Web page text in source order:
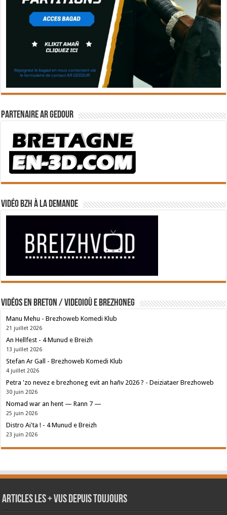
Partenaire Ar Gedour
Vidéo BZH à la demande
Vidéos en breton / Videoioù e brezhoneg
Manu Mehu - Brezhoweb Komedi Klub
21 juillet 2026
An Hellfest - 4 Munud e Breizh
13 juillet 2026
Stefan Ar Gall - Brezhoweb Komedi Klub
4 juillet 2026
Petra 'zo nevez e brezhoneg evit an hañv 2026 ? - Deiziataer Brezhoweb
30 juin 2026
Nomad war an hent — Rann 7 —
25 juin 2026
Distro Ai'ta ! - 4 Munud e Breizh
23 juin 2026
Articles les + vus depuis toujours